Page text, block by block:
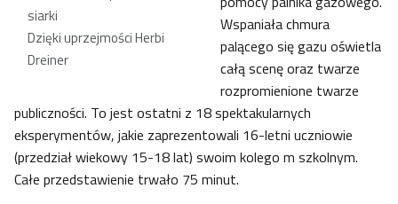
siarki
Dzięki uprzejmości Herbi
Dreiner
Wspaniała chmura
palącego się gazu oświetla
całą scenę oraz twarze
rozpromienione twarze
publiczności. To jest ostatni z 18 spektakularnych
eksperymentów, jakie zaprezentowali 16-letni uczniowie
(przedział wiekowy 15-18 lat) swoim kolego m szkolnym.
Całe przedstawienie trwało 75 minut.